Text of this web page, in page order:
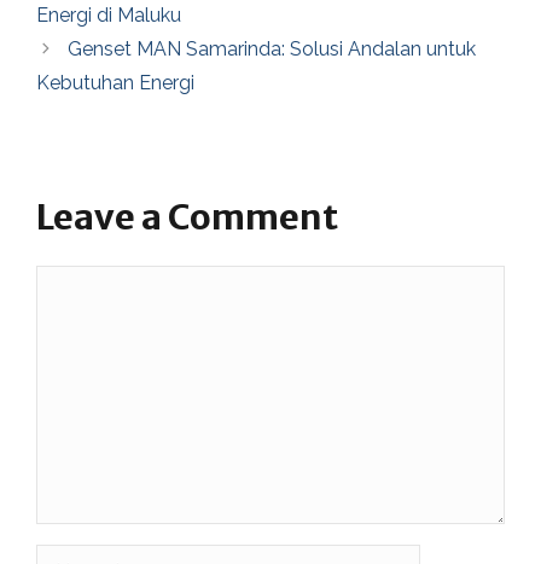
Energi di Maluku
Genset MAN Samarinda: Solusi Andalan untuk
Kebutuhan Energi
Leave a Comment